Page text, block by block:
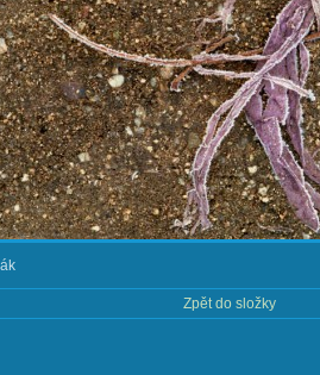
Zpět do složky